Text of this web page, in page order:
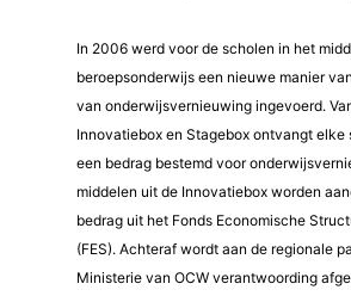
In 2006 werd voor de scholen in het
beroepsonderwijs een nieuwe manier
van onderwijsvernieuwing ingevoerd.
Innovatiebox en Stagebox ontvangt elke
een bedrag bestemd voor
middelen uit de Innovatiebox worden
bedrag uit het Fonds Economische
(FES). Achteraf wordt aan de regionale
Ministerie van OCW verantwoording